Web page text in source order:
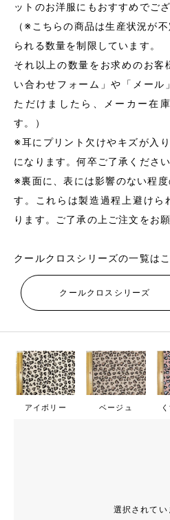
ットのお洋服にもおすすめでござ
（※こちらの商品は生産状況が
られる数量を制限しています。
それ以上の数量をお求めのお客
い合わせフォーム」や「メール
ただけましたら、メーカー在
す。）
※耳にプリント欠けやキズが入
になります。何卒ご了承ください
※裏面に、表には影響のない程
す。これらは製造過程上避けら
ります。ご了承の上ご注文をお
クールクロスシリーズの一覧はこ
クールクロスシリーズ
アイボリー ベージュ
選択されてい